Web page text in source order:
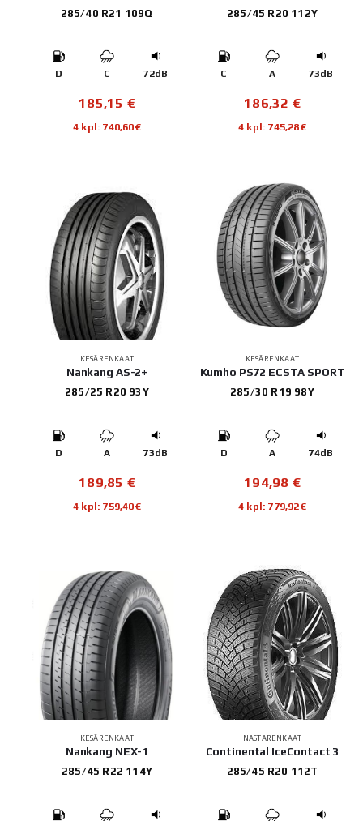
285/40 R21 109Q
D C 72dB
185,15 €
4 kpl: 740,60€
285/45 R20 112Y
C A 73dB
186,32 €
4 kpl: 745,28€
KESÄRENKAAT
Nankang AS-2+
285/25 R20 93Y
D A 73dB
189,85 €
4 kpl: 759,40€
KESÄRENKAAT
Kumho PS72 ECSTA SPORT
285/30 R19 98Y
D A 74dB
194,98 €
4 kpl: 779,92€
KESÄRENKAAT
Nankang NEX-1
285/45 R22 114Y
NASTARENKAAT
Continental IceContact 3
285/45 R20 112T